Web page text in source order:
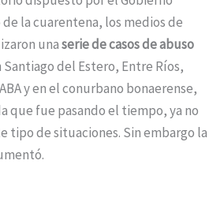
de la cuarentena, los medios de
unaserie decasos de abuso
del Estero, Entre Ríos,
y en el conurbano bonaerense,
que fue pasando el tiempo, ya no
tipo de situaciones. Sin embargo la